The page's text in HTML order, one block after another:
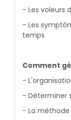
- Les voleurs
- Les
temps
Comment
-
- Déterminer
- La méthode